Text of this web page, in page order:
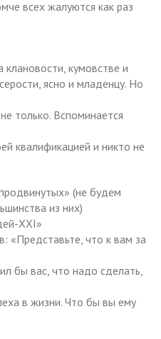
всех жалуются как раз
кумовстве и
ясно и младенцу. Но
только. Вспоминается
квалификацией и никто не
(не будем
из них)
XXI»
«Представьте, что к вам за
бы вас, что надо сделать,
в жизни. Что бы вы ему